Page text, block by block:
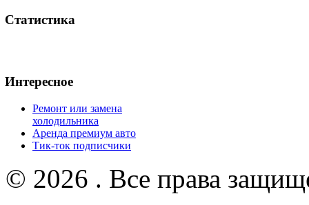
Статистика
Интересное
Ремонт или замена
холодильника
Аренда премиум авто
Тик-ток подписчики
© 2026 . Все права